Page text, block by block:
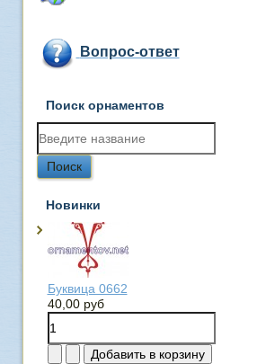
Вопрос-ответ
Поиск орнаментов
Новинки
Буквица 0662
40,00 руб